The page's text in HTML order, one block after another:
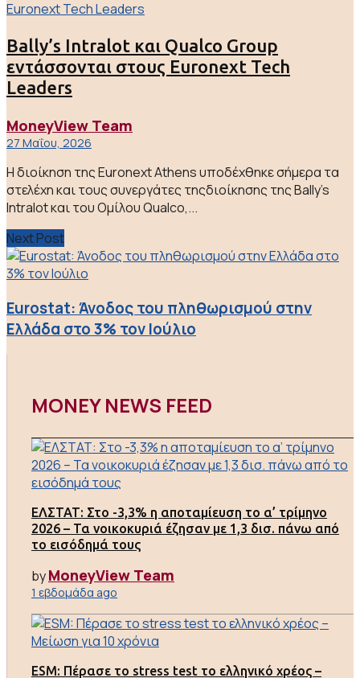
Bally’s Intralot και Qualco Group
εντάσσονται στους Euronext Tech
Leaders
MoneyView Team
27 Μαΐου, 2026
Η διοίκηση της Euronext Athens υποδέχθηκε σήμερα τα
στελέχη και τους συνεργάτες τηςδιοίκησης της Bally’s
Intralot και του Ομίλου Qualco,...
Next Post
Eurostat: Άνοδος του πληθωρισμού στην
Ελλάδα στο 3% τον Ιούλιο
MONEY NEWS FEED
ΕΛΣΤΑΤ: Στο -3,3% η αποταμίευση το α’ τρίμηνο
2026 – Τα νοικοκυριά έζησαν με 1,3 δισ. πάνω από
το εισόδημά τους
byMoneyView Team
1 εβδομάδα ago
ESM: Πέρασε το stress test το ελληνικό χρέος –